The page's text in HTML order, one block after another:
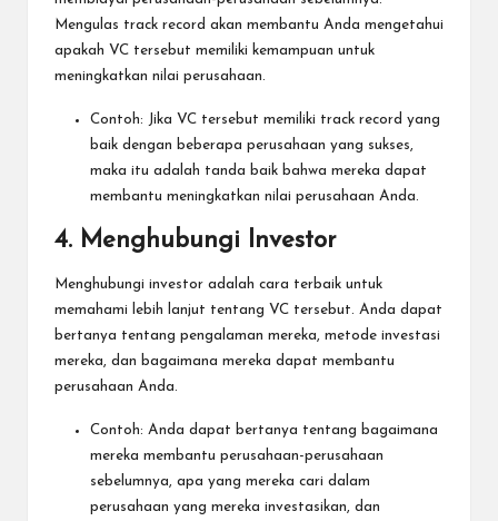
Mengulas track record akan membantu Anda mengetahui
apakah VC tersebut memiliki kemampuan untuk
meningkatkan nilai perusahaan.
Contoh: Jika VC tersebut memiliki track record yang
baik dengan beberapa perusahaan yang sukses,
maka itu adalah tanda baik bahwa mereka dapat
membantu meningkatkan nilai perusahaan Anda.
4. Menghubungi Investor
Menghubungi investor adalah cara terbaik untuk
memahami lebih lanjut tentang VC tersebut. Anda dapat
bertanya tentang pengalaman mereka, metode investasi
mereka, dan bagaimana mereka dapat membantu
perusahaan Anda.
Contoh: Anda dapat bertanya tentang bagaimana
mereka membantu perusahaan-perusahaan
sebelumnya, apa yang mereka cari dalam
perusahaan yang mereka investasikan, dan